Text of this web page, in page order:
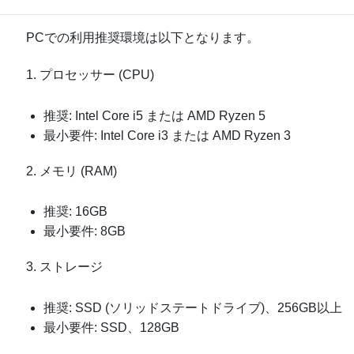
PCでの利用推奨環境は以下となります。
1. プロセッサー (CPU)
推奨: Intel Core i5 または AMD Ryzen 5
最小要件: Intel Core i3 または AMD Ryzen 3
2. メモリ (RAM)
推奨: 16GB
最小要件: 8GB
3. ストレージ
推奨: SSD (ソリッドステートドライブ)、256GB以上
最小要件: SSD、128GB